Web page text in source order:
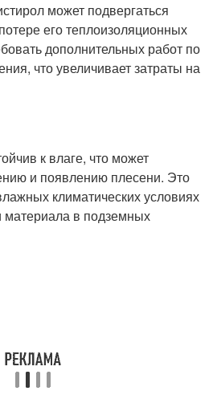
может подвергаться
его теплоизоляционных
дополнительных работ по
что увеличивает затраты на
к влаге, что может
и появлению плесени. Это
климатических условиях
материала в подземных